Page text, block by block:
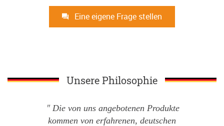
Eine eigene Frage stellen
Unsere Philosophie
Die von uns angebotenen Produkte
kommen von erfahrenen, deutschen